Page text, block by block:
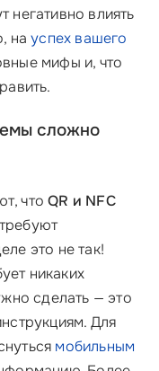
негативно влиять
науспех вашего
мифы и, что
сложно
чтоQR и NFC
это не так!
никаких
сделать — это
Для
мобильным